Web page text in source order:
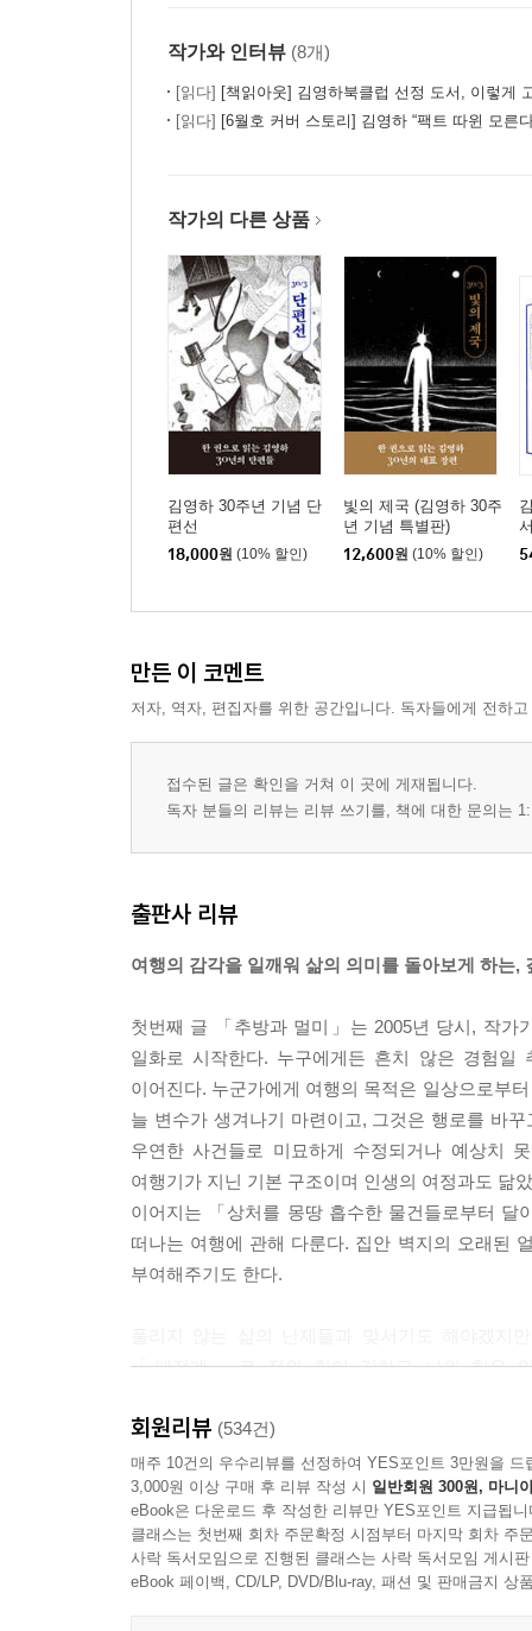
작가와 인터뷰 (8개)
[읽다] [책읽아웃] 김영하북클럽 선정 도서, 이렇게 고
[읽다] [6월호 커버 스토리] 김영하 “팩트 따윈 모른다.
작가의 다른 상품
김영하 30주년 기념 단
편선
18,000원 (10% 할인)
빛의 제국 (김영하 30주
년 기념 특별판)
12,600원 (10% 할인)
만든 이 코멘트
저자, 역자, 편집자를 위한 공간입니다. 독자들에게 전하
접수된 글은 확인을 거쳐 이 곳에 게재됩니다.
독자 분들의 리뷰는 리뷰 쓰기를, 책에 대한 문의는
출판사 리뷰
여행의 감각을 일깨워 삶의 의미를 돌아보게 하는,
첫번째 글 「추방과 멀미」는 2005년 당시, 작가
일화로 시작한다. 누구에게든 흔치 않은 경험일
이어진다. 누군가에게 여행의 목적은 일상으로부
늘 변수가 생겨나기 마련이고, 그것은 행로를 바
우연한 사건들로 미묘하게 수정되거나 예상치
여행기가 지닌 기본 구조이며 인생의 여정과도 닮
이어지는 「상처를 몽땅 흡수한 물건들로부터
떠나는 여행에 관해 다룬다. 집안 벽지의 오래된
부여해주기도 한다.
「패전계」로 적의 힘이 강하고 나의 힘은
난제들이 포위하고 위협할 때면 언제나 달아났다.
소모시키는, 눈에 보이지 않는 적과 대결한다. 때
때는 삼십육계의 마지막 계책을 써야 한다.
_본문 67~68쪽
여행은 과거에 대한 후회와 아직 오지 않은 미래
회원리뷰 (534건)
매주 10건의 우수리뷰를 선정하여 YES포인트 3만원을 드
3,000원 이상 구매 후 리뷰 작성 시 일반회원 300원, 마니
eBook은 다운로드 후 작성한 리뷰만 YES포인트 지급됩니
클래스는 첫번째 회차 주문확정 시점부터 마지막 회차 주
사락 독서모임으로 진행된 클래스는 사락 독서모임 게시
eBook 페이백, CD/LP, DVD/Blu-ray, 패션 및 판매금지 상